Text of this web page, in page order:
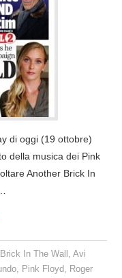
di oggi (19 ottobre)
della musica dei Pink
Another Brick In
In The Wall , Avi
, Pink Floyd, Roger